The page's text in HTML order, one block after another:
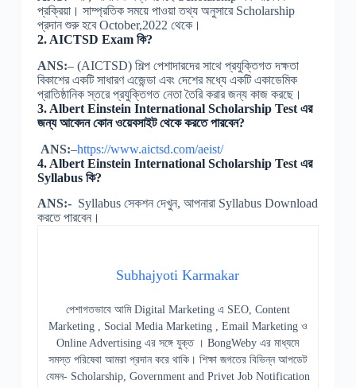
প্রক্রিয়া। সাম্প্রতিক সময়ে পাওয়া তথ্য অনুসারে Scholarship
প্রদান শুরু হবে October,2022 থেকে।
2. AICTSD Exam কি?
ANS:– (AICTSD) শিল্প পেশাদারদের সাথে প্রযুক্তিগত দক্ষতা
বিকাশের একটি সাধারণ এজেন্ডা এবং দেশের মধ্যে একটি একাডেমিক
প্রাতিষ্ঠানিক স্তরে প্রযুক্তিগত নেতা তৈরি করার জন্য কাজ করছে।
3. Albert Einstein International Scholarship Test এর
জন্য আবেদন কোন ওয়েবসাইট থেকে করতে পারবেন?
ANS:–https://www.aictsd.com/aeist/
4. Albert Einstein International Scholarship Test এর
Syllabus কি?
ANS:- Syllabus সেকশন দেখুন, আপনারা Syllabus Download
করতে পারবেন।
Subhajyoti Karmakar
পেশাগতভাবে আমি Digital Marketing এ SEO, Content
Marketing , Social Media Marketing , Email Marketing ও
Online Advertising এর সঙ্গে যুক্ত । BongWeby এর মাধ্যমে
সমস্ত পরিষেবা আমরা প্রদান করে থাকি। শিক্ষা জগতের বিভিন্ন আপডেট
যেমন- Scholarship, Government and Privet Job Notification